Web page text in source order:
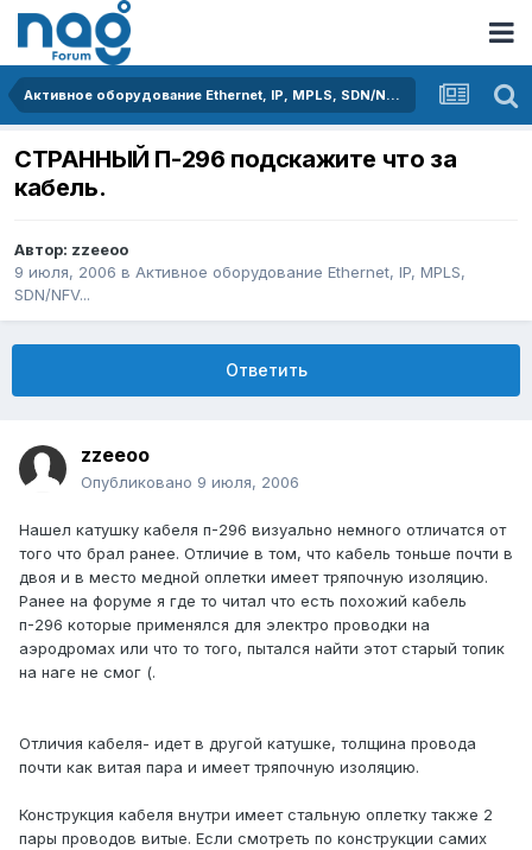
Активное оборудование Ethernet, IP, MPLS, SDN/NFV...
СТРАННЫЙ П-296 подскажите что за
кабель.
Автор: zzeeoo
9 июля, 2006 в Активное оборудование Ethernet, IP, MPLS,
SDN/NFV...
Ответить
zzeeoo
Опубликовано 9 июля, 2006
Нашел катушку кабеля п-296 визуально немного отличатся от
того что брал ранее. Отличие в том, что кабель тоньше почти в
двоя и в место медной оплетки имеет тряпочную изоляцию.
Ранее на форуме я где то читал что есть похожий кабель
п-296 которые применялся для электро проводки на
аэродромах или что то того, пытался найти этот старый топик
на наге не смог (.
Отличия кабеля- идет в другой катушке, толщина провода
почти как витая пара и имеет тряпочную изоляцию.
Конструкция кабеля внутри имеет стальную оплетку также 2
пары проводов витые. Если смотреть по конструкции самих